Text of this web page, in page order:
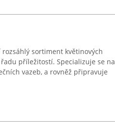
sortiment květinových
příležitostí. Specializuje se na
vazeb, a rovněž připravuje